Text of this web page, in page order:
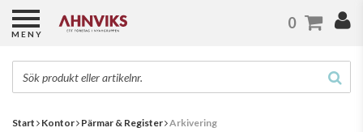
Start Kontor Pärmar & Register Arkivering
MENY
0